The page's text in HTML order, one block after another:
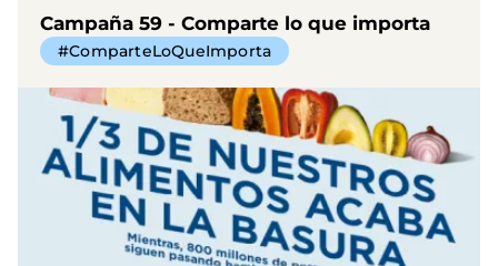
Campaña 59 - Comparte lo que importa
#ComparteLoQueImporta